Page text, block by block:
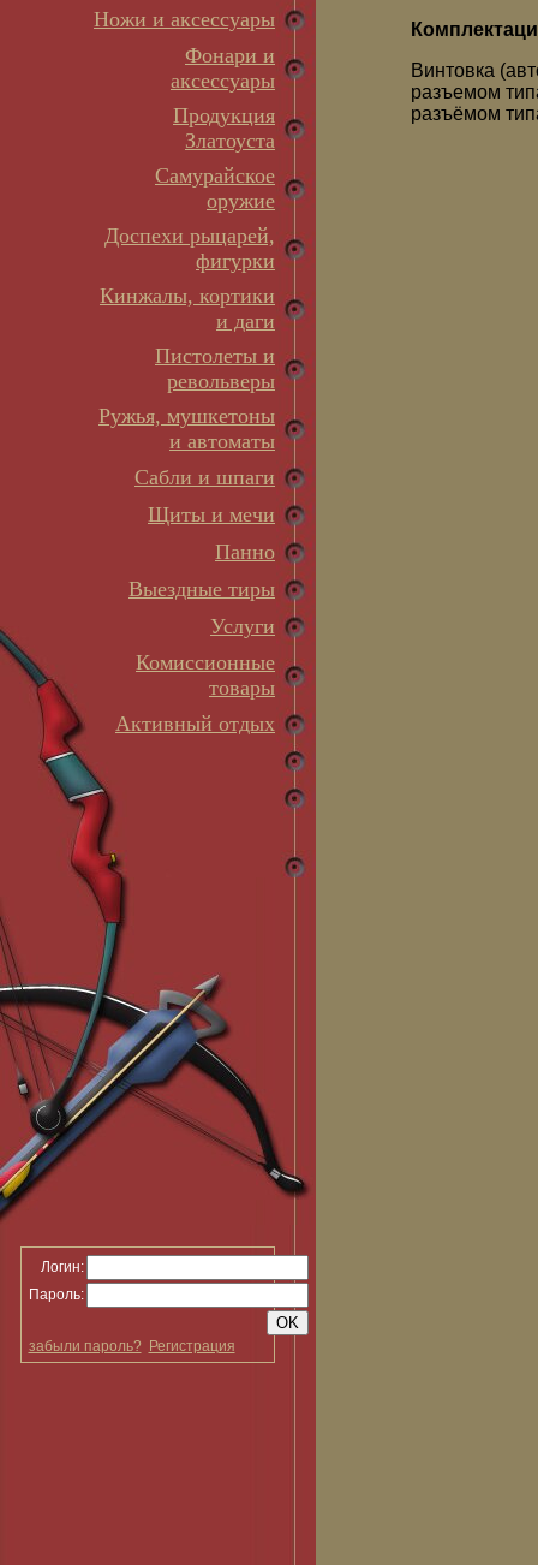
Ножи и аксессуары
Фонари и
аксессуары
Продукция
Златоуста
Самурайское
оружие
Доспехи рыцарей,
фигурки
Кинжалы, кортики
и даги
Пистолеты и
револьверы
Ружья, мушкетоны
и автоматы
Сабли и шпаги
Щиты и мечи
Панно
Выездные тиры
Услуги
Комиссионные
товары
Активный отдых
Логин:
Пароль:
забыли пароль? Регистрация
Винтовка
разъемом
разъёмом